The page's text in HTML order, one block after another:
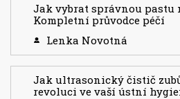
Jak vybrat správnou pastu
Kompletní průvodce péčí
Lenka Novotná
Jak ultrasonický čistič
revoluci ve vaší ústní